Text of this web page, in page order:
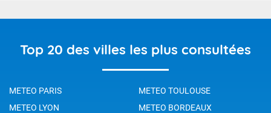
Top 20 des villes les plus consultées
METEO PARIS
METEO TOULOUSE
METEO LYON
METEO BORDEAUX